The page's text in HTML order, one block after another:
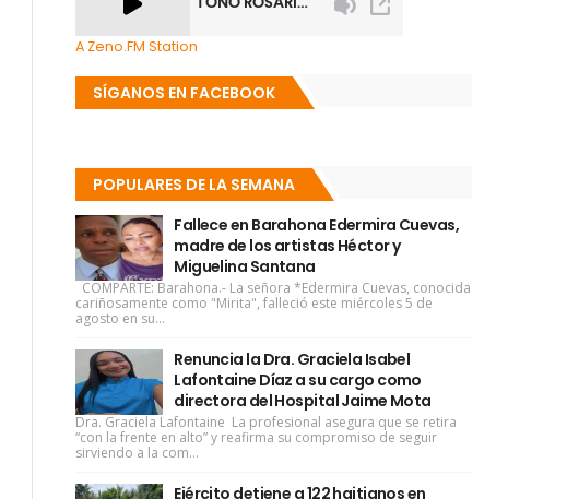
A Zeno.FM Station
SÍGANOS EN FACEBOOK
POPULARES DE LA SEMANA
Fallece en Barahona Edermira Cuevas,
madre de los artistas Héctor y
Miguelina Santana
COMPARTE: Barahona.- La señora *Edermira Cuevas, conocida
cariñosamente como "Mirita", falleció este miércoles 5 de
agosto en su...
Renuncia la Dra. Graciela Isabel
Lafontaine Díaz a su cargo como
directora del Hospital Jaime Mota
Dra. Graciela Lafontaine La profesional asegura que se retira
“con la frente en alto” y reafirma su compromiso de seguir
sirviendo a la com...
Ejército detiene a 122 haitianos en